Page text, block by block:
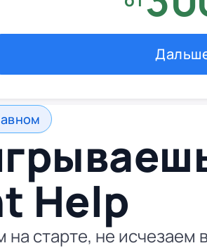
Help
старте, не исчезаем